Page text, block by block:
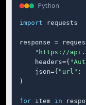
Python
import requests
response =
"https://
    headers={
    json={
"url" :
)
for item in